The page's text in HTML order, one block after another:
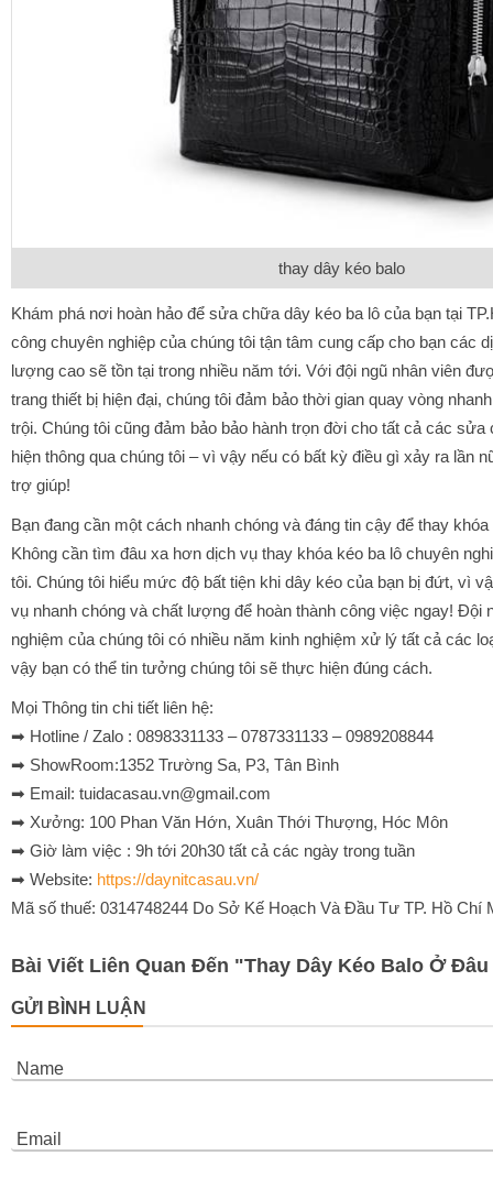
thay dây kéo balo
Khám phá nơi hoàn hảo để sửa chữa dây kéo ba lô của bạn tại
công chuyên nghiệp của chúng tôi tận tâm cung cấp cho bạn các
lượng cao sẽ tồn tại trong nhiều năm tới. Với đội ngũ nhân viên
trang thiết bị hiện đại, chúng tôi đảm bảo thời gian quay vòng
trội. Chúng tôi cũng đảm bảo bảo hành trọn đời cho tất cả các
hiện thông qua chúng tôi – vì vậy nếu có bất kỳ điều gì xảy ra lần
trợ giúp!
Bạn đang cần một cách nhanh chóng và đáng tin cậy để thay
Không cần tìm đâu xa hơn dịch vụ thay khóa kéo ba lô chuyên
tôi. Chúng tôi hiểu mức độ bất tiện khi dây kéo của bạn bị đứt, vì
vụ nhanh chóng và chất lượng để hoàn thành công việc ngay! Đội
nghiệm của chúng tôi có nhiều năm kinh nghiệm xử lý tất cả các
vậy bạn có thể tin tưởng chúng tôi sẽ thực hiện đúng cách.
Mọi Thông tin chi tiết liên hệ:
➡ Hotline / Zalo : 0898331133 – 0787331133 – 0989208844
➡ ShowRoom:1352 Trường Sa, P3, Tân Bình
➡ Email: tuidacasau.vn@gmail.com
➡ Xưởng: 100 Phan Văn Hớn, Xuân Thới Thượng, Hóc Môn
➡ Giờ làm việc : 9h tới 20h30 tất cả các ngày trong tuần
➡ Website: https://daynitcasau.vn/
Mã số thuế: 0314748244 Do Sở Kế Hoạch Và Đầu Tư TP. Hồ Chí
Bài Viết Liên Quan Đến "Thay Dây Kéo Balo Ở Đâu
GỬI BÌNH LUẬN
Name
Email